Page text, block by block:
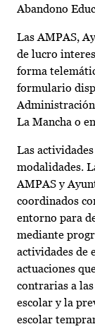
Abandono
Las AMPAS,
de lucro
forma
formulario
La Mancha o
Las
modalidades.
AMPAS y
coordinados
entorno para
mediante
actividades de
actuaciones
contrarias a
escolar y la
escolar